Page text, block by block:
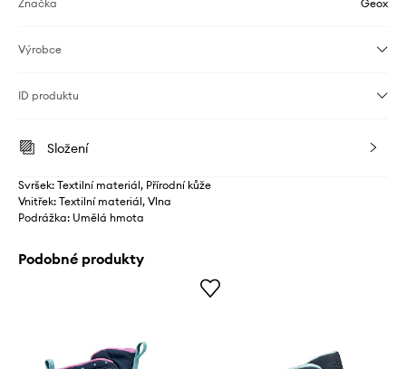
Značka Geox
Výrobce
ID produktu
Složení
Svršek: Textilní materiál, Přírodní kůže
Vnitřek: Textilní materiál, Vlna
Podrážka: Umělá hmota
Podobné produkty